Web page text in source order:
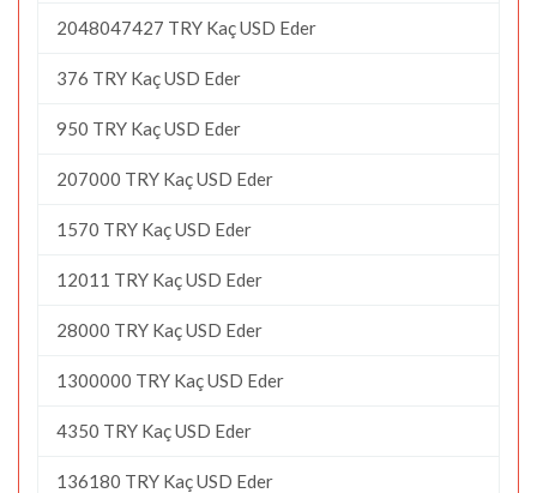
2048047427 TRY Kaç USD Eder
376 TRY Kaç USD Eder
950 TRY Kaç USD Eder
207000 TRY Kaç USD Eder
1570 TRY Kaç USD Eder
12011 TRY Kaç USD Eder
28000 TRY Kaç USD Eder
1300000 TRY Kaç USD Eder
4350 TRY Kaç USD Eder
136180 TRY Kaç USD Eder